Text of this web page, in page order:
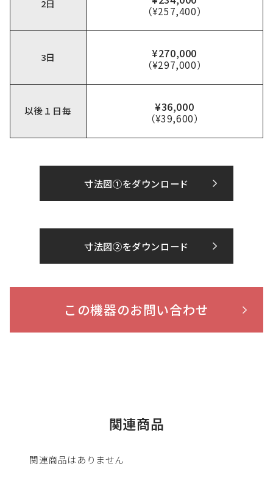
2日
（¥257,400）
3日 ¥270,000
（¥297,000）
以後１日毎 ¥36,000
（¥39,600）
寸法図①をダウンロード
寸法図②をダウンロード
この機器のお問い合わせ
関連商品
関連商品はありません